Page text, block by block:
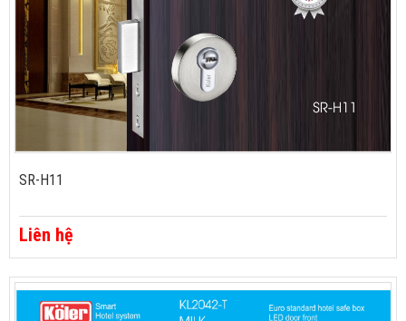
SR-H11
Liên hệ